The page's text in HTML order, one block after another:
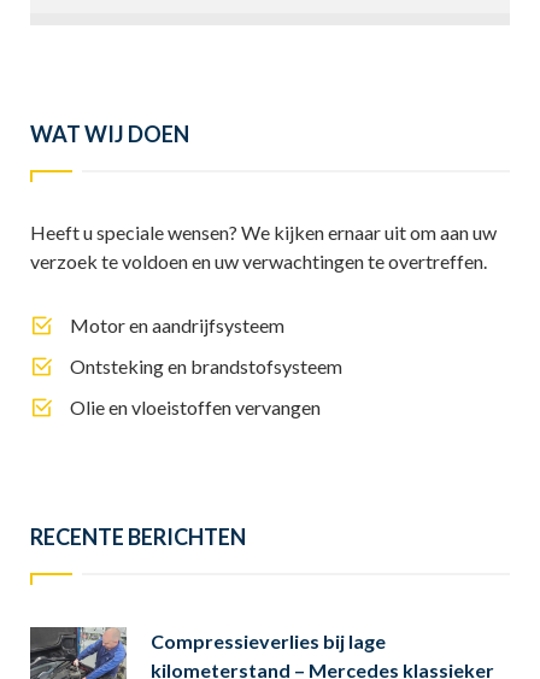
WAT WIJ DOEN
Heeft u speciale wensen? We kijken ernaar uit om aan uw
verzoek te voldoen en uw verwachtingen te overtreffen.
Motor en aandrijfsysteem
Ontsteking en brandstofsysteem
Olie en vloeistoffen vervangen
RECENTE BERICHTEN
Compressieverlies bij lage
kilometerstand – Mercedes klassieker